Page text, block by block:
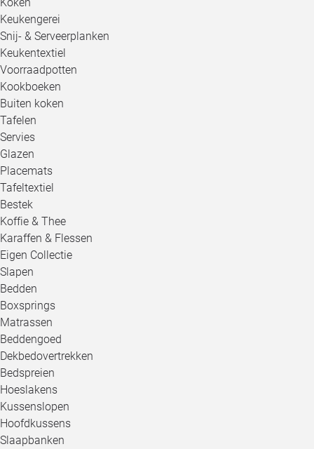
Keukengerei
Snij- & Serveerplanken
Keukentextiel
Voorraadpotten
Kookboeken
Buiten koken
Tafelen
Servies
Glazen
Placemats
Tafeltextiel
Bestek
Koffie & Thee
Karaffen & Flessen
Eigen Collectie
Slapen
Bedden
Boxsprings
Matrassen
Beddengoed
Dekbedovertrekken
Bedspreien
Hoeslakens
Kussenslopen
Hoofdkussens
Slaapbanken